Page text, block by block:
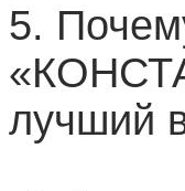
5.
лучший